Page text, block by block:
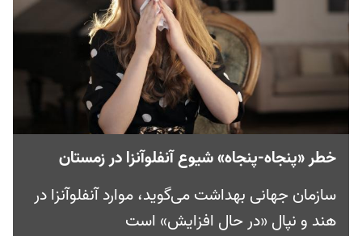
خطر «پنجاه-پنجاه» شیوع آنفلوآنزا در زمستان
سازمان جهانی بهداشت می‌گوید، موارد آنفلوآنزا در
هند و نپال «در حال افزایش» است